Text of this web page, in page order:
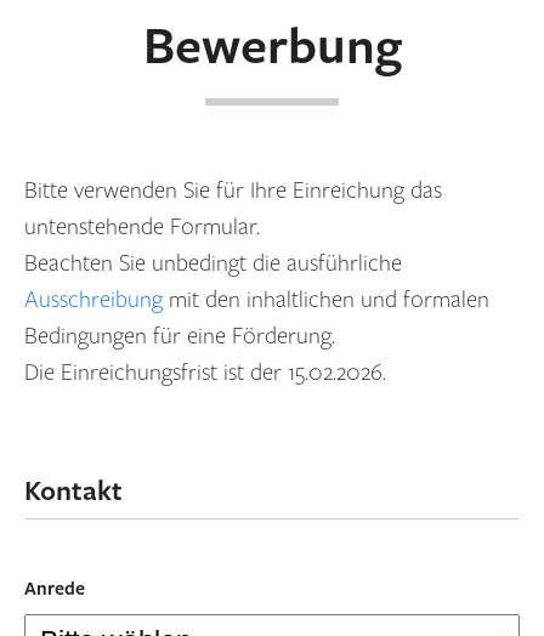
Bewerbung
Bitte verwenden Sie für Ihre Einreichung das
untenstehende Formular.
Beachten Sie unbedingt die ausführliche
Ausschreibungmit den inhaltlichen und formalen
Bedingungen für eine Förderung.
Die Einreichungsfrist ist der 15.02.2026.
Kontakt
Anrede